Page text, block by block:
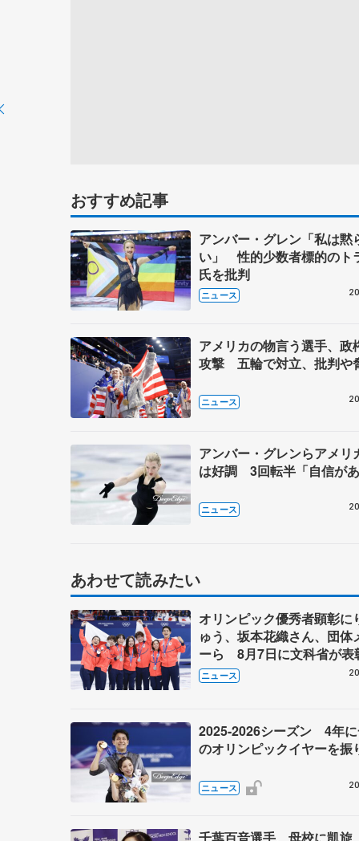
おすすめ記事
アンバー・グレン「私は黙
い」 性的少数者標的のト
氏を批判
ニュース
アメリカの物言う選手、政
攻撃 五輪で対立、批判や
ニュース
アンバー・グレンらアメリ
は好調 3回転半「自信が
ニュース
あわせて読みたい
オリンピック優秀者顕彰に
ゅう、坂本花織さん、団体
ーら 8月7日に文科省が表
ブルーノ・マルコット、中
らコーチも
ニュース
2025-2026シーズン 4年
のオリンピックイヤーを振
ニュース